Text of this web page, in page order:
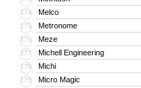
174 Melco
175 Metronome
176 Meze
177 Michell Engineering
178 Michi
179 Micro Magic